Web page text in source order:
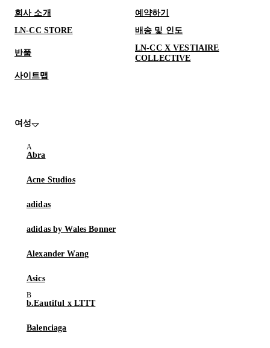
회사 소개
예약하기
LN-CC STORE
배송 및 인도
반품
LN-CC X VESTIAIRE
COLLECTIVE
사이트맵
여성
Abra
Acne Studios
adidas
adidas by Wales Bonner
Alexander Wang
Asics
b.Eautiful x LTTT
Balenciaga